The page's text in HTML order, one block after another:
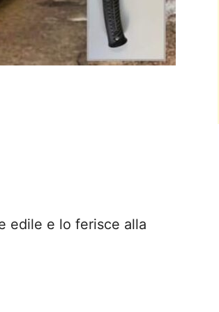
edile e lo ferisce alla